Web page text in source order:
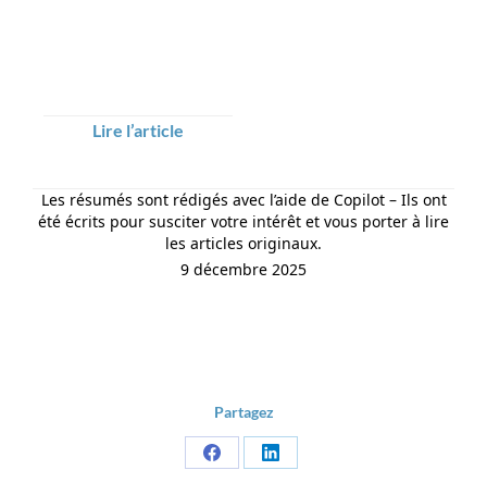
Lire l’article
Les résumés sont rédigés avec l’aide de Copilot – Ils ont
été écrits pour susciter votre intérêt et vous porter à lire
les articles originaux.
9 décembre 2025
Partagez